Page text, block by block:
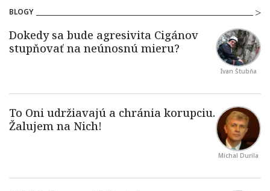
BLOGY
Ivan Štubňa
Michal Durila